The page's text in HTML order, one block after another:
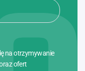
na otrzymywanie
ofert